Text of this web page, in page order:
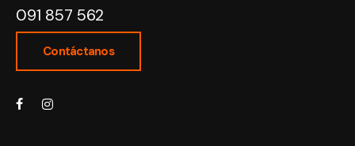
091 857 562
Contáctanos